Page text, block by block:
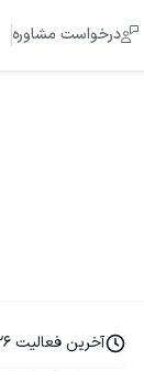
درخواست مشاوره
آخرین فعالیت 26 اردیبهشت 1405